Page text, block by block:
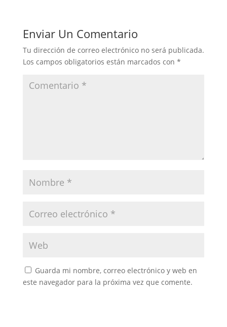
Enviar Un Comentario
Tu dirección de correo electrónico no será publicada.
Los campos obligatorios están marcados con *
Guarda mi nombre, correo electrónico y web en
este navegador para la próxima vez que comente.